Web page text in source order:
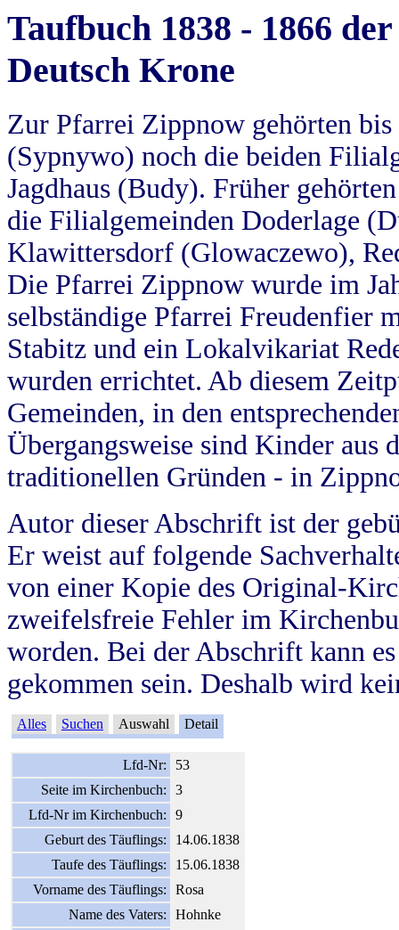
Taufbuch 1838 - 1866
Deutsch Krone
Zur Pfarrei Zippnow gehörten
(Sypnywo) noch die beiden
Jagdhaus (Budy). Früher
die Filialgemeinden Doderlage
Klawittersdorf (Glowaczewo),
Die Pfarrei Zippnow wurde im
selbständige Pfarrei Freudenfier
Stabitz und ein Lokalvikariat
wurden errichtet. Ab diesem
Gemeinden, in den
Übergangsweise sind Kinder aus
traditionellen Gründen - in
Autor dieser Abschrift ist der
Er weist auf folgende
von einer Kopie des Original-
zweifelsfreie Fehler im
worden. Bei der Abschrift kann
gekommen sein. Deshalb wird
Alles Suchen Auswahl Detail
Lfd-Nr:
53
Seite im Kirchenbuch:
3
Lfd-Nr im Kirchenbuch:
9
Geburt des Täuflings:
14.06.1838
Taufe des Täuflings:
15.06.1838
Vorname des Täuflings:
Rosa
Name des Vaters:
Hohnke